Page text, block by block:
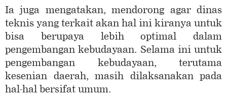
Ia juga mengatakan, mendorong agar dinas
teknis yang terkait akan hal ini kiranya untuk
bisa berupaya lebih optimal dalam
pengembangan kebudayaan. Selama ini untuk
pengembangan kebudayaan, terutama
kesenian daerah, masih dilaksanakan pada
hal-hal bersifat umum.